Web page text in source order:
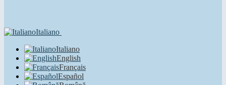
Italiano
Italiano
English
Français
Español